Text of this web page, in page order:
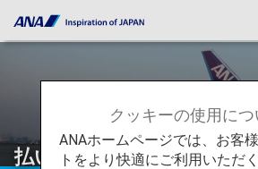
払い戻し・振替
クッキーの使用につ
ANAホームページでは、お客
トをより快適にご利用いただ